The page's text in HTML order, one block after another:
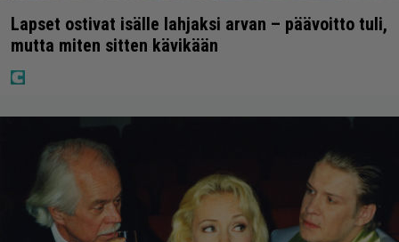
Lapset ostivat isälle lahjaksi arvan – päävoitto tuli,
mutta miten sitten kävikään